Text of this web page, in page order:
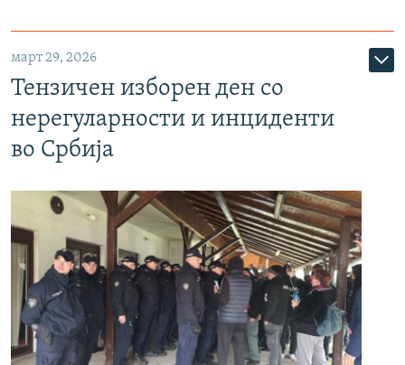
март 29, 2026
Тензичен изборен ден со
нерегуларности и инциденти
во Србија